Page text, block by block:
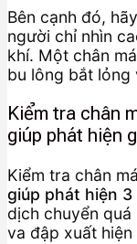
Bên cạnh đó,
người chỉ nhìn
khí. Một chân
bu lông bắt lỏng
Kiểm tra chân
giúp phát hiện
Kiểm tra chân
giúp phát hiện
dịch chuyển
va đập xuất hiện